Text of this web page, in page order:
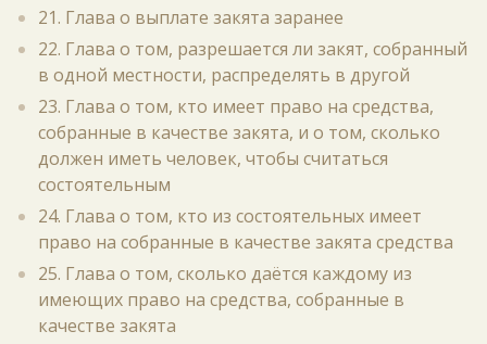
21. Глава о выплате закята заранее
22. Глава о том, разрешается ли закят, собранный
в одной местности, распределять в другой
23. Глава о том, кто имеет право на средства,
собранные в качестве закята, и о том, сколько
должен иметь человек, чтобы считаться
состоятельным
24. Глава о том, кто из состоятельных имеет
право на собранные в качестве закята средства
25. Глава о том, сколько даётся каждому из
имеющих право на средства, собранные в
качестве закята